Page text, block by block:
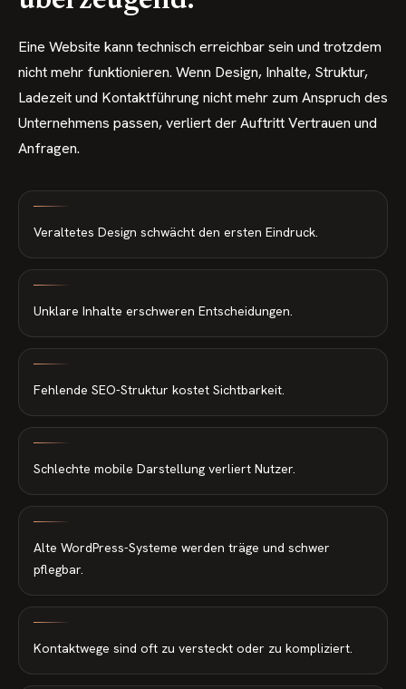
Eine Website kann technisch erreichbar sein und trotzdem
nicht mehr funktionieren. Wenn Design, Inhalte, Struktur,
Ladezeit und Kontaktführung nicht mehr zum Anspruch des
Unternehmens passen, verliert der Auftritt Vertrauen und
Anfragen.
Veraltetes Design schwächt den ersten Eindruck.
Unklare Inhalte erschweren Entscheidungen.
Fehlende SEO-Struktur kostet Sichtbarkeit.
Schlechte mobile Darstellung verliert Nutzer.
Alte WordPress-Systeme werden träge und schwer
pflegbar.
Kontaktwege sind oft zu versteckt oder zu kompliziert.